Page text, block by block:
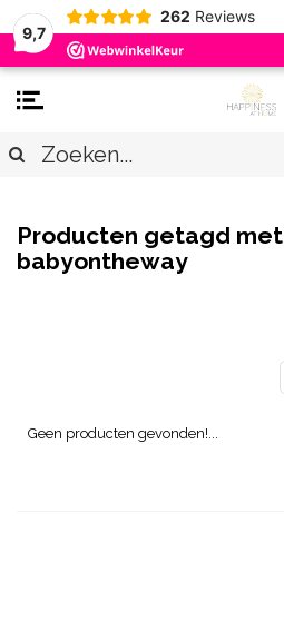
9,7
262 Reviews
Producten getagd met
babyontheway
Geen producten gevonden!...